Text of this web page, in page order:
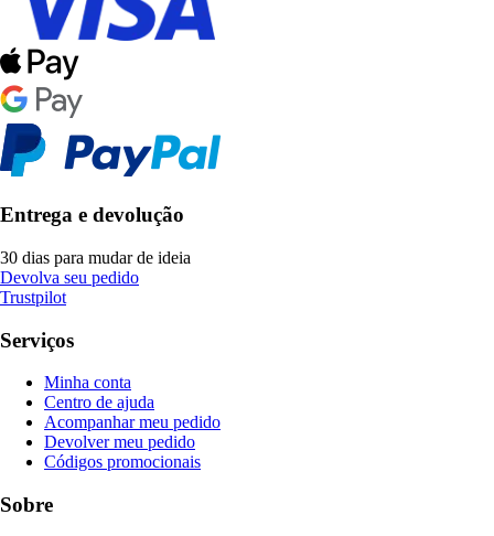
Entrega e devolução
30 dias para mudar de ideia
Devolva seu pedido
Trustpilot
Serviços
Minha conta
Centro de ajuda
Acompanhar meu pedido
Devolver meu pedido
Códigos promocionais
Sobre